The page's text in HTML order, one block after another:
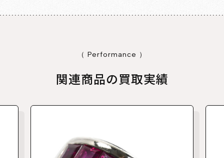
（ Performance ）
関連商品の買取実績